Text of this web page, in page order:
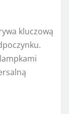
kluczową